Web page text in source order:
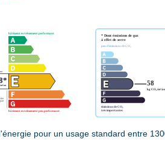
pour un usage standard entre